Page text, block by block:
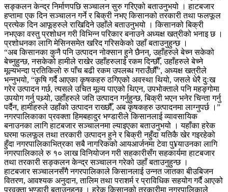
सङ्कलन केन्द्र निर्माणपछि सञ्चालन सुरु गरिएको बताउनुभयो । हाटबजार
हप्तामा एक दिन सञ्चालन गर्ने र बिक्री नभए किसानको तरकारी तथा फलफूल
प्रत्येक दिन आफूहरुले राखिदिने उहाँले बताउनुभयो । किसानको बिक्री
नभएका वस्तु प्रशोधन गरी विभिन्न परिकार बनाउने अध्यक्ष खत्रीको भनाइ छ ।
प्रशोधनका लागि मेसिनसमेत खरिद गरिसकेको उहाँ बताउनुहुन्छ ।
“अब किसानका कुनै पनि उत्पादन नोक्सान हुने छैनन्, उहाँहरुले बेच्न सकेको
बेच्नुहुन्छ, नसकेको हामीले राखेर उहाँहरुलाई रकम दिन्छौँ, उहाँहरुले बेच्ने
मूल्यभन्दा प्रतिकिलो रु पाँच बढी रकम उपलब्ध गराउँछौँ”, अध्यक्ष खत्रीले
भन्नुभयो, “कृषि गर्दै आएका कृषकहरु ठगिएको अवस्था थियो, जसले धेरै दुःख
गरेर उत्पादन गर्छ, त्यसले उचित मूल्य पाएको थिएन, उपभोक्ताले पनि महङ्गोमा
उपयोग गर्नु पथ्र्यो, उहाँहरुले जति उत्पादन गर्नुहुन्छ, बिक्री भएन भनेर चिन्ता गर्नु
पर्दैन, हामीहरुले उहाँको उत्पादन राख्छौँ, अब कृषकहरु उत्पादनमा लाग्नुपर्छ ।”
नगरपालिकाका प्रवक्ता हिमबहादुर भण्डारीले किसानलाई व्यावसायिक
बनाउनका लागि हाटबजार सञ्चालनमा ल्याइएका बताउनुभयो । यहाँका हरेक
घरमा फलफूल तथा तरकारी उत्पादन हुने र बिक्री नहुँदा यतिकै खेर गइरहेको
हुँदा नगरपालिकाभित्रका सबै नागरिकको आयआर्जनमा टेवा पु¥याउनका लागि
नगरपालिकाले रु १० लाख विनियोजन गरी सहकारीसँग सहकार्यमा हाटबजार
तथा तरकारी सङ्कलन केन्द्र सञ्चालन गरेको उहाँ बताउनुहुन्छ ।
हाटबजार सञ्चालनसँगै नगरपालिकाले किसानलाई उन्नत जातका बीउबिजन
वितरण, आवश्यक अनुदान, तालिम तथा पराशर्म र प्राविधिक सहयोग गर्दै आएको
प्रवक्ता भण्डारी बताउनुहुन्छ । हरेक किसानको तरकारीमा नगरपालिकाले